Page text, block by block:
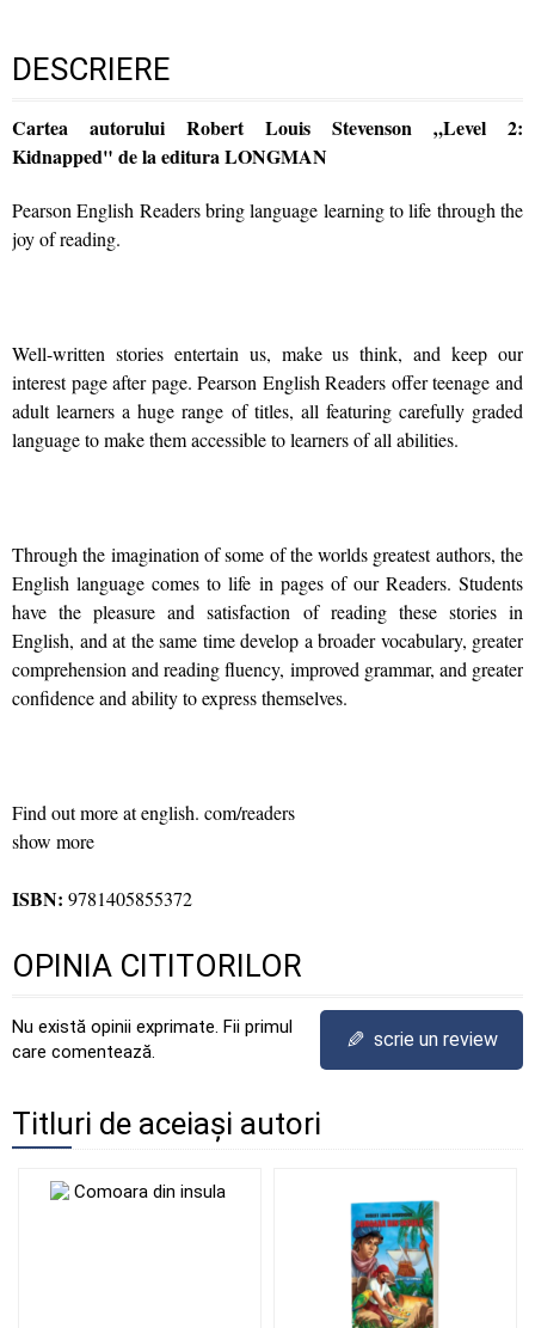
DESCRIERE
Cartea autorului Robert Louis Stevenson „Level 2:
Kidnapped" de la editura LONGMAN
Pearson English Readers bring language learning to life through the
joy of reading.
Well-written stories entertain us, make us think, and keep our
interest page after page. Pearson English Readers offer teenage and
adult learners a huge range of titles, all featuring carefully graded
language to make them accessible to learners of all abilities.
Through the imagination of some of the worlds greatest authors, the
English language comes to life in pages of our Readers. Students
have the pleasure and satisfaction of reading these stories in
English, and at the same time develop a broader vocabulary, greater
comprehension and reading fluency, improved grammar, and greater
confidence and ability to express themselves.
Find out more at english. com/readers
show more
ISBN: 9781405855372
OPINIA CITITORILOR
Nu există opinii exprimate. Fii primul
care comentează.
✎ scrie un review
Titluri de aceiași autori